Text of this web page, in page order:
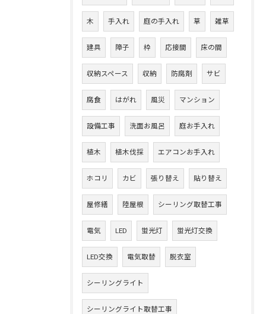
木 手入れ 庭の手入れ 草 雑草
建具 障子 枠 応接間 床の間
収納スペース 収納 防腐剤 サビ
腐食 はがれ 風災 マンション
設備工事 洗面お風呂 庭お手入れ
植木 植木伐採 エアコンお手入れ
ホコリ カビ 張り替え 貼り替え
屋修繕 陸屋根 シーリング取替工事
電気 LED 蛍光灯 蛍光灯交換
LED交換 電気取替 脱衣室
シーリングライト
シーリングライト取替工事